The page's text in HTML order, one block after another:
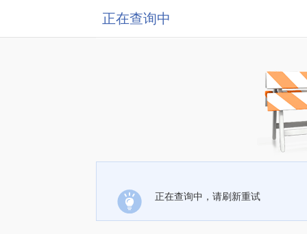
正在查询中
正在查询中，请刷新重试